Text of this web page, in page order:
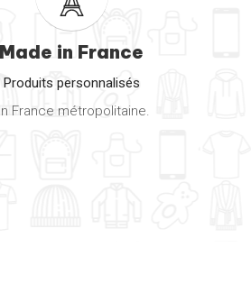
Made in France
Produits personnalisés
France métropolitaine.